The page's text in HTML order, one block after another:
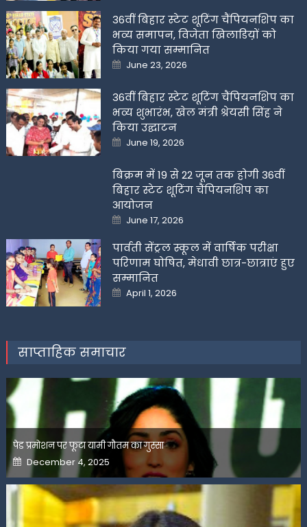
36वीं बिहार स्टेट शूटिंग चैंपियनशिप का
भव्य समापन, विजेता खिलाडिय़ों को
किया गया सम्मानित
Posted
on
June 23, 2026
36वीं बिहार स्टेट शूटिंग चैंपियनशिप का
भव्य शुभारंभ, खेल मंत्री श्रेयसी सिंह ने
किया उद्घाटन
Posted
on
June 19, 2026
बिक्रम में 19 से 22 जून तक होगी 36वीं
बिहार स्टेट शूटिंग चैंपियनशिप का
आयोजन
Posted
on
June 17, 2026
पार्वती सेंट्रल स्कूल में वार्षिक परीक्षा
परिणाम घोषित, मेधावी छात्र-छात्राएं हुए
सम्मानित
Posted
on
April 1, 2026
साप्ताहिक समाचार
पेड प्रमोशन पर फूटा यामी गौतम का गुस्सा
Posted
on
December 4, 2025